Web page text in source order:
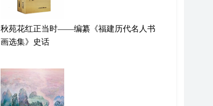
秋苑花红正当时——编纂《福建历代名人书
画选集》史话